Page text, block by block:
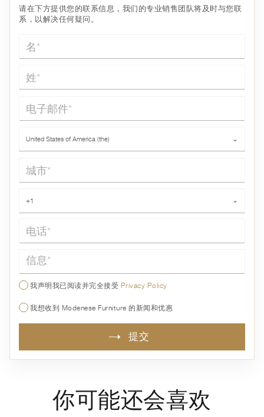
请在下方提供您的联系信息，我们的专业销售团队将及时与您联
系，以解决任何疑问。
名*
姓*
电子邮件*
United States of America (the) ⌄
城市*
+1 ⌄
信息*
我声明我已阅读并完全接受 Privacy Policy
我想收到 Modenese Furniture 的新闻和优惠
提交
你可能还会喜欢